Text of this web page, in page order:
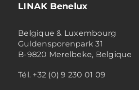
LINAK Benelux
Belgique & Luxembourg
Guldensporenpark 31
B-9820 Merelbeke, Belgique
Tél. +32 (0) 9 230 01 09